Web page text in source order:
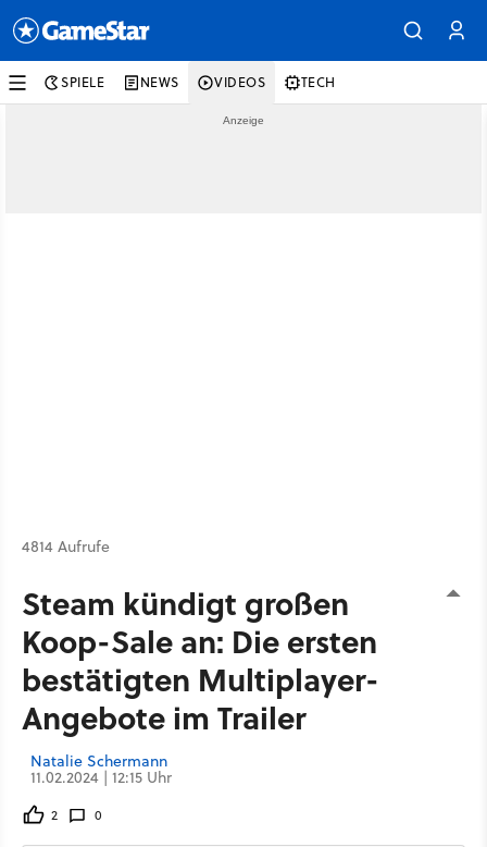
SPIELE NEWS VIDEOS TECH
4814 Aufrufe
Steam kündigt großen
Koop-Sale an: Die ersten
bestätigten Multiplayer-
Angebote im Trailer
Natalie Schermann
11.02.2024 | 12:15 Uhr
2 0